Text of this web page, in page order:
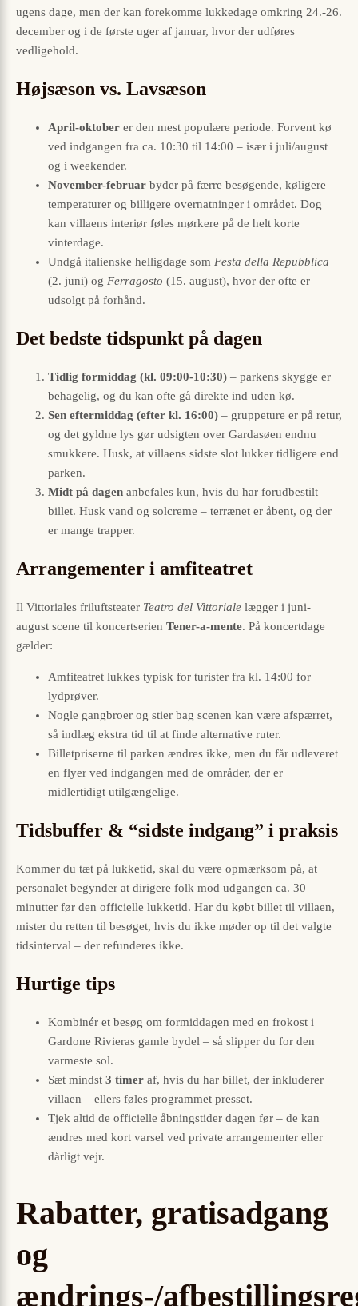
ugens dage, men der kan forekomme lukkedage omkring 24.-26.
december og i de første uger af januar, hvor der udføres
vedligehold.
Højsæson vs. Lavsæson
April-oktober er den mest populære periode. Forvent kø
ved indgangen fra ca. 10:30 til 14:00 – især i juli/august
og i weekender.
November-februar byder på færre besøgende, køligere
temperaturer og billigere overnatninger i området. Dog
kan villaens interiør føles mørkere på de helt korte
vinterdage.
Undgå italienske helligdage som Festa della Repubblica
(2. juni) og Ferragosto (15. august), hvor der ofte er
udsolgt på forhånd.
Det bedste tidspunkt på dagen
Tidlig formiddag (kl. 09:00-10:30) – parkens skygge er
behagelig, og du kan ofte gå direkte ind uden kø.
Sen eftermiddag (efter kl. 16:00) – gruppeture er på retur,
og det gyldne lys gør udsigten over Gardasøen endnu
smukkere. Husk, at villaens sidste slot lukker tidligere end
parken.
Midt på dagen anbefales kun, hvis du har forudbestilt
billet. Husk vand og solcreme – terrænet er åbent, og der
er mange trapper.
Arrangementer i amfiteatret
Il Vittoriales friluftsteater Teatro del Vittoriale lægger i juni-
august scene til koncertserien Tener-a-mente. På koncertdage
gælder:
Amfiteatret lukkes typisk for turister fra kl. 14:00 for
lydprøver.
Nogle gangbroer og stier bag scenen kan være afspærret,
så indlæg ekstra tid til at finde alternative ruter.
Billetpriserne til parken ændres ikke, men du får udleveret
en flyer ved indgangen med de områder, der er
midlertidigt utilgængelige.
Tidsbuffer & “sidste indgang” i praksis
Kommer du tæt på lukketid, skal du være opmærksom på, at
personalet begynder at dirigere folk mod udgangen ca. 30
minutter før den officielle lukketid. Har du købt billet til villaen,
mister du retten til besøget, hvis du ikke møder op til det valgte
tidsinterval – der refunderes ikke.
Hurtige tips
Kombinér et besøg om formiddagen med en frokost i
Gardone Rivieras gamle bydel – så slipper du for den
varmeste sol.
Sæt mindst 3 timer af, hvis du har billet, der inkluderer
villaen – ellers føles programmet presset.
Tjek altid de officielle åbningstider dagen før – de kan
ændres med kort varsel ved private arrangementer eller
dårligt vejr.
Rabatter, gratisadgang
og
ændrings-/